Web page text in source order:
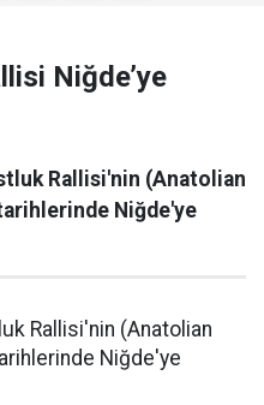
Niğde’ye
Rallisi'nin (Anatolian
Niğde'ye
Rallisi'nin (Anatolian
Niğde'ye